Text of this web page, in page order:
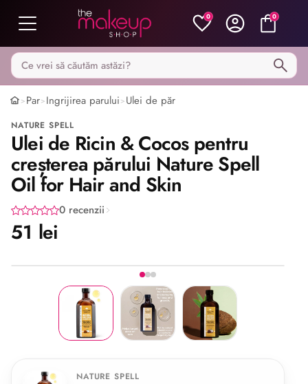
0 0
Caută pe MakeupShop
>Par>Ingrijirea parului>Ulei de păr
NATURE SPELL
Ulei de Ricin & Cocos pentru
creșterea părului Nature Spell
Oil for Hair and Skin
0 recenzii
51 lei
Imaginea 1 din 3
NATURE SPELL